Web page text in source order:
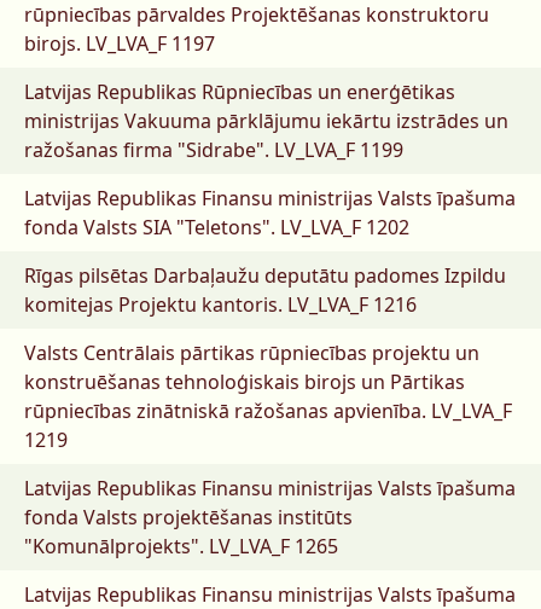
rūpniecības pārvaldes Projektēšanas konstruktoru
birojs. LV_LVA_F 1197
Latvijas Republikas Rūpniecības un enerģētikas
ministrijas Vakuuma pārklājumu iekārtu izstrādes un
ražošanas firma "Sidrabe". LV_LVA_F 1199
Latvijas Republikas Finansu ministrijas Valsts īpašuma
fonda Valsts SIA "Teletons". LV_LVA_F 1202
Rīgas pilsētas Darbaļaužu deputātu padomes Izpildu
komitejas Projektu kantoris. LV_LVA_F 1216
Valsts Centrālais pārtikas rūpniecības projektu un
konstruēšanas tehnoloģiskais birojs un Pārtikas
rūpniecības zinātniskā ražošanas apvienība. LV_LVA_F
1219
Latvijas Republikas Finansu ministrijas Valsts īpašuma
fonda Valsts projektēšanas institūts
"Komunālprojekts". LV_LVA_F 1265
Latvijas Republikas Finansu ministrijas Valsts īpašuma